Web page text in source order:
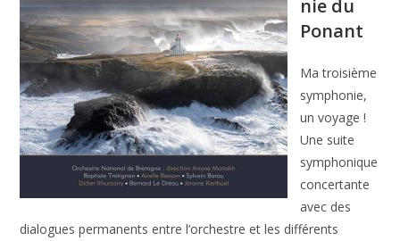
nie du
Ponant
Ma troisième
symphonie,
un voyage !
Une suite
symphonique
concertante
avec des
dialogues permanents entre l’orchestre et les différents